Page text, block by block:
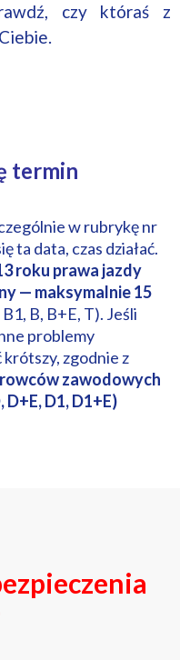
czy któraś z
termin
w rubrykę nr
ta data, czas działać.
roku prawa jazdy
— maksymalnie 15
B, B+E, T). Jeśli
problemy
zgodnie z
zawodowych
D+E, D1, D1+E)